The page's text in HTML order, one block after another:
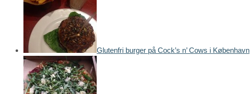
Glutenfri burger på Cock’s n’ Cows i København